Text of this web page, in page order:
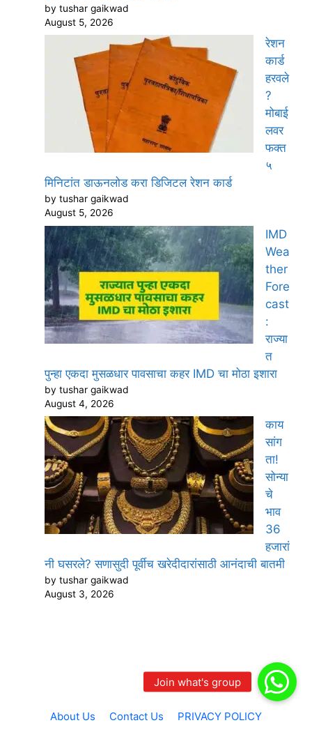
by tushar gaikwad
August 5, 2026
रेशन
कार्ड
हरवले
?
मोबाई
लवर
फक्त
५
मिनिटांत डाऊनलोड करा डिजिटल रेशन कार्ड
by tushar gaikwad
August 5, 2026
IMD
Wea
ther
Fore
cast
:
राज्या
त
पुन्हा एकदा मुसळधार पावसाचा कहर IMD चा मोठा इशारा
by tushar gaikwad
August 4, 2026
काय
सांग
ता!
सोन्या
चे
भाव
36
हजारां
नी घसरले? सणासुदी पूर्वीच खरेदीदारांसाठी आनंदाची बातमी
by tushar gaikwad
August 3, 2026
About Us Contact Us PRIVACY POLICY